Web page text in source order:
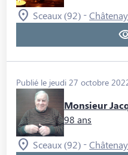
Sceaux (92) -
Publié le jeudi 27 octobre
Monsieur
98 ans
Sceaux (92) -